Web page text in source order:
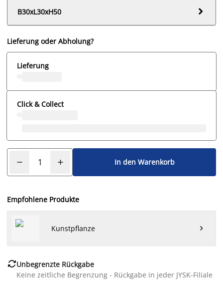
B30xL30xH50

Lieferung oder Abholung?
Lieferung
Click & Collect
In den Warenkorb
Empfohlene Produkte
Kunstpflanze 
Unbegrenzte Rückgabe
Keine zeitliche Begrenzung - Rückgabe in jeder JYSK-Filiale